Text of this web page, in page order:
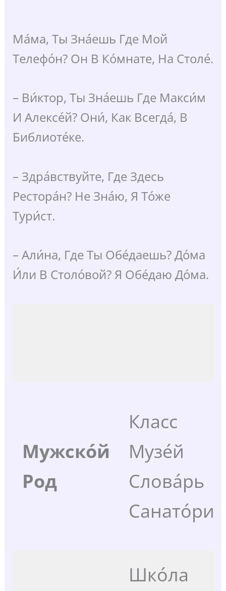
Ма́ма, Ты Зна́ешь Где Мой
Телефо́н? Он В Ко́мнате, На Столе́.
– Ви́ктор, Ты Зна́ешь Где Макси́м
И Алексе́й? Они́, Как Всегда́, В
Библиоте́ке.
– Здра́вствуйте, Где Здесь
Рестора́н? Не Зна́ю, Я То́же
Тури́ст.
– Али́на, Где Ты Обе́даешь? До́ма
И́ли В Столо́вой? Я Обе́даю До́ма.
Мужско́й
Род
Класс
Музе́й
Слова́рь
Санато́рий
Шко́ла